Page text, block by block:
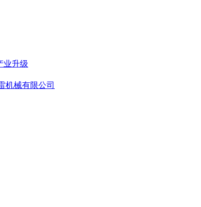
业升级
机械有限公司